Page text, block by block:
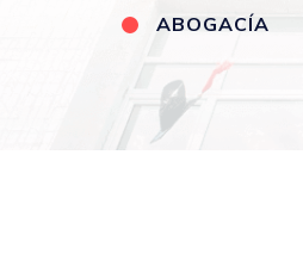
ABOGACÍA